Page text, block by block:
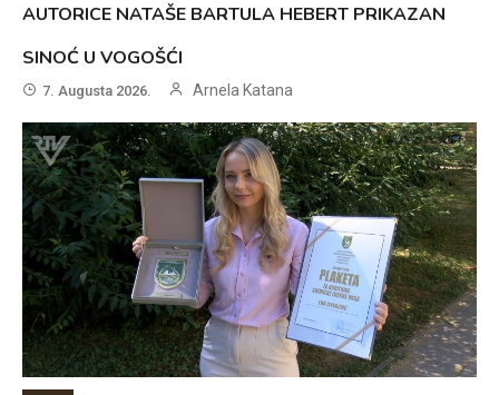
AUTORICE NATAŠE BARTULA HEBERT PRIKAZAN
SINOĆ U VOGOŠĆI
7. Augusta 2026. Arnela Katana